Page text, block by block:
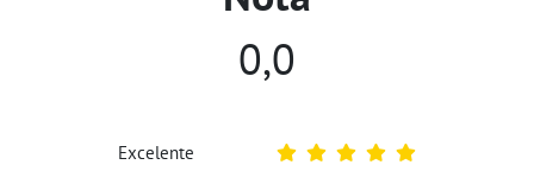
0,0
Excelente